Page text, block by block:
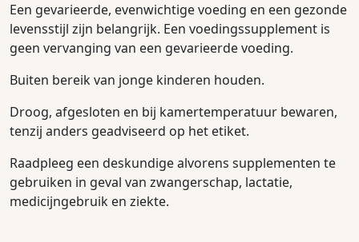
Een gevarieerde, evenwichtige voeding en een gezonde
levensstijl zijn belangrijk. Een voedingssupplement is
geen vervanging van een gevarieerde voeding.
Buiten bereik van jonge kinderen houden.
Droog, afgesloten en bij kamertemperatuur bewaren,
tenzij anders geadviseerd op het etiket.
Raadpleeg een deskundige alvorens supplementen te
gebruiken in geval van zwangerschap, lactatie,
medicijngebruik en ziekte.